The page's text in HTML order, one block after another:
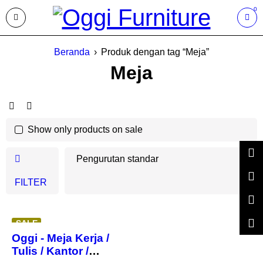
0
Beranda › Produk dengan tag “Meja”
Meja
FILTER
Pengurutan standar
Show only products on sale
SALE
Oggi - Meja Kerja /
Tulis / Kantor /